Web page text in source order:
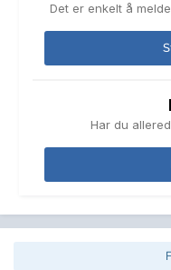
Det er enkelt å
Har du